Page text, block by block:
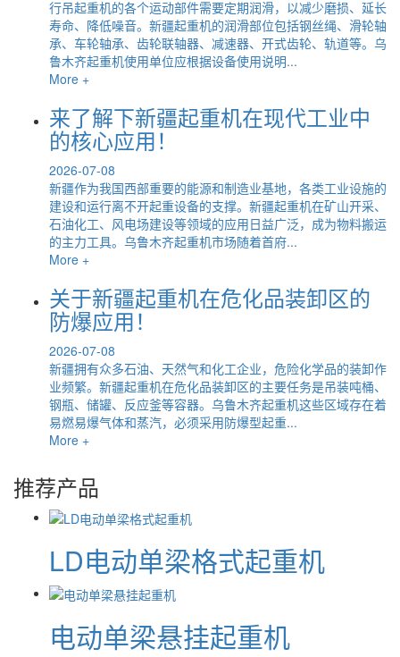
行吊起重机的各个运动部件需要定期润滑，以减少磨损、延长
寿命、降低噪音。新疆起重机的润滑部位包括钢丝绳、滑轮轴
承、车轮轴承、齿轮联轴器、减速器、开式齿轮、轨道等。乌
鲁木齐起重机使用单位应根据设备使用说明...
More +
来了解下新疆起重机在现代工业中
的核心应用！
2026-07-08
新疆作为我国西部重要的能源和制造业基地，各类工业设施的
建设和运行离不开起重设备的支撑。新疆起重机在矿山开采、
石油化工、风电场建设等领域的应用日益广泛，成为物料搬运
的主力工具。乌鲁木齐起重机市场随着首府...
More +
关于新疆起重机在危化品装卸区的
防爆应用！
2026-07-08
新疆拥有众多石油、天然气和化工企业，危险化学品的装卸作
业频繁。新疆起重机在危化品装卸区的主要任务是吊装吨桶、
钢瓶、储罐、反应釜等容器。乌鲁木齐起重机这些区域存在着
易燃易爆气体和蒸汽，必须采用防爆型起重...
More +
推荐产品
LD电动单梁格式起重机
电动单梁悬挂起重机